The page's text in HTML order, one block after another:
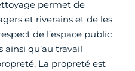
permet de
et riverains et de les
de l’espace public
qu’au travail
La propreté est